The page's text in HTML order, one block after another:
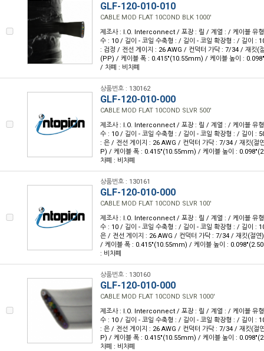
GLF-120-010-010
CABLE MOD FLAT 10COND BLK 1000'
제조사 : I.O. Interconnect / 포장 : 릴 / 계열 : / 케이블 유형
수 : 10 / 길이 - 코일 수축형 : / 길이 - 코일 확장형 : / 길이 :
: 검정 / 전선 게이지 : 26 AWG / 컨덕터 가닥 : 7/34 / 재킷(
(PP) / 케이블 폭 : 0.415"(10.55mm) / 케이블 높이 :
/ 차폐 : 비차폐
상품번호 : 130162
GLF-120-010-000
CABLE MOD FLAT 10COND SLVR 500'
제조사 : I.O. Interconnect / 포장 : 릴 / 계열 : / 케이블 유형
수 : 10 / 길이 - 코일 수축형 : / 길이 - 코일 확장형 : / 길이 :
: 은 / 전선 게이지 : 26 AWG / 컨덕터 가닥 : 7/34 / 재킷(절
P) / 케이블 폭 : 0.415"(10.55mm) / 케이블 높이 :
차폐 : 비차폐
상품번호 : 130161
GLF-120-010-000
CABLE MOD FLAT 10COND SLVR 100'
제조사 : I.O. Interconnect / 포장 : 릴 / 계열 : / 케이블 유형
수 : 10 / 길이 - 코일 수축형 : / 길이 - 코일 확장형 : / 길이 :
은 / 전선 게이지 : 26 AWG / 컨덕터 가닥 : 7/34 / 재킷(절연
/ 케이블 폭 : 0.415"(10.55mm) / 케이블 높이 :
: 비차폐
상품번호 : 130160
GLF-120-010-000
CABLE MOD FLAT 10COND SLVR 1000'
제조사 : I.O. Interconnect / 포장 : 릴 / 계열 : / 케이블 유형
수 : 10 / 길이 - 코일 수축형 : / 길이 - 코일 확장형 : / 길이 :
: 은 / 전선 게이지 : 26 AWG / 컨덕터 가닥 : 7/34 / 재킷(절
P) / 케이블 폭 : 0.415"(10.55mm) / 케이블 높이 :
차폐 : 비차폐